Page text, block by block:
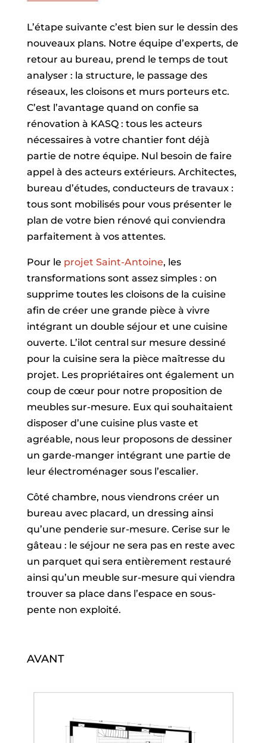
L’étape suivante c’est bien sur le dessin des
nouveaux plans. Notre équipe d’experts, de
retour au bureau, prend le temps de tout
analyser : la structure, le passage des
réseaux, les cloisons et murs porteurs etc.
C’est l’avantage quand on confie sa
rénovation à KASQ : tous les acteurs
nécessaires à votre chantier font déjà
partie de notre équipe. Nul besoin de faire
appel à des acteurs extérieurs. Architectes,
bureau d’études, conducteurs de travaux :
tous sont mobilisés pour vous présenter le
plan de votre bien rénové qui conviendra
parfaitement à vos attentes.
Pour le projet Saint-Antoine, les
transformations sont assez simples : on
supprime toutes les cloisons de la cuisine
afin de créer une grande pièce à vivre
intégrant un double séjour et une cuisine
ouverte. L’ilot central sur mesure dessiné
pour la cuisine sera la pièce maîtresse du
projet. Les propriétaires ont également un
coup de cœur pour notre proposition de
meubles sur-mesure. Eux qui souhaitaient
disposer d’une cuisine plus vaste et
agréable, nous leur proposons de dessiner
un garde-manger intégrant une partie de
leur électroménager sous l’escalier.
Côté chambre, nous viendrons créer un
bureau avec placard, un dressing ainsi
qu’une penderie sur-mesure. Cerise sur le
gâteau : le séjour ne sera pas en reste avec
un parquet qui sera entièrement restauré
ainsi qu’un meuble sur-mesure qui viendra
trouver sa place dans l’espace en sous-
pente non exploité.
AVANT